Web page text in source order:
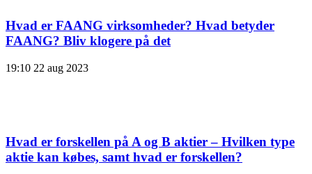
Hvad er FAANG virksomheder? Hvad betyder
FAANG? Bliv klogere på det
19:10 22 aug 2023
Hvad er forskellen på A og B aktier – Hvilken type
aktie kan købes, samt hvad er forskellen?